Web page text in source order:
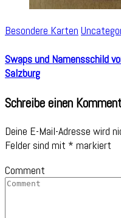
Besondere Karten
Swaps und Namensschild
Salzburg
Schreibe einen
Deine E-Mail-Adresse wird
Felder sind mit * markiert
Comment